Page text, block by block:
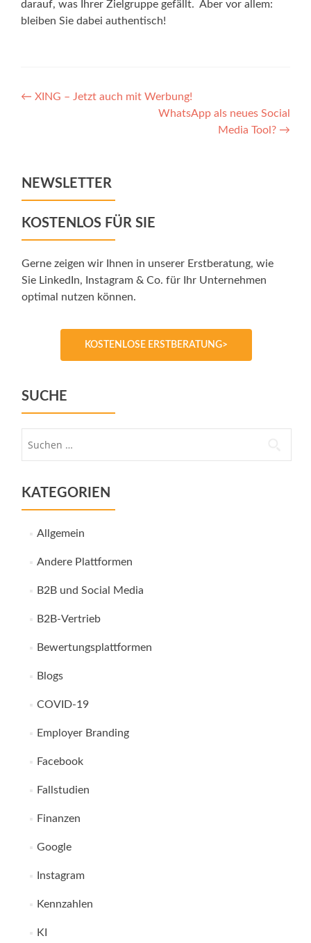
darauf, was Ihrer Zielgruppe gefällt. Aber vor allem:
bleiben Sie dabei authentisch!
Post
← XING – Jetzt auch mit Werbung!
WhatsApp als neues Social
Media Tool? →
NEWSLETTER
KOSTENLOS FÜR SIE
Gerne zeigen wir Ihnen in unserer Erstberatung, wie
Sie LinkedIn, Instagram & Co. für Ihr Unternehmen
optimal nutzen können.
KOSTENLOSE ERSTBERATUNG>
SUCHE
KATEGORIEN
Allgemein
Andere Plattformen
B2B und Social Media
B2B-Vertrieb
Bewertungsplattformen
Blogs
COVID-19
Employer Branding
Facebook
Fallstudien
Finanzen
Google
Instagram
Kennzahlen
KI